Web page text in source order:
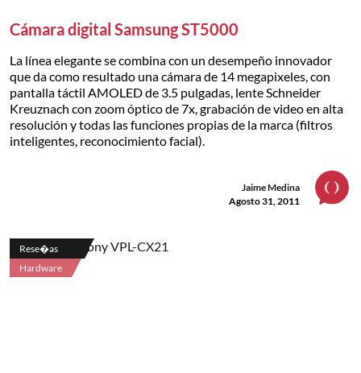
Cámara digital Samsung ST5000
La línea elegante se combina con un desempeño innovador
que da como resultado una cámara de 14 megapixeles, con
pantalla táctil AMOLED de 3.5 pulgadas, lente Schneider
Kreuznach con zoom óptico de 7x, grabación de video en alta
resolución y todas las funciones propias de la marca (filtros
inteligentes, reconocimiento facial).
Jaime Medina
Agosto 31, 2011
Rese�as
Hardware